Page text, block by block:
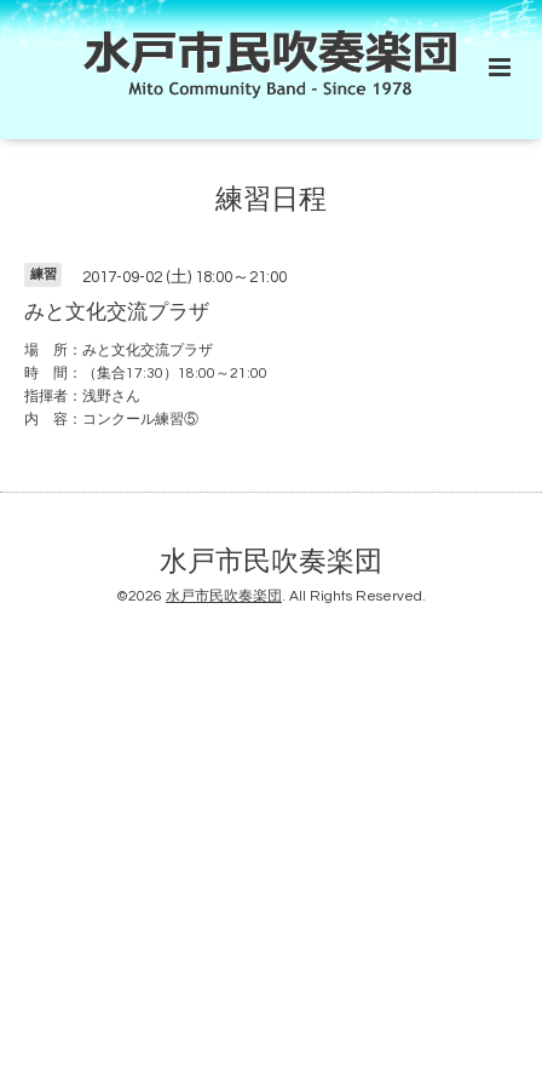
練習日程
練習 2017-09-02 (土) 18:00～21:00
みと文化交流プラザ
場 所：みと文化交流プラザ
時 間：（集合17:30）18:00～21:00
指揮者：浅野さん
内 容：コンクール練習⑤
水戸市民吹奏楽団
©2026 水戸市民吹奏楽団 . All Rights Reserved.